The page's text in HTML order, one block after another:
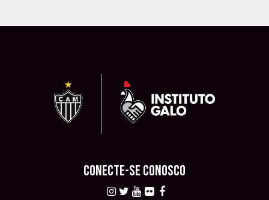
CONECTE-SE CONOSCO